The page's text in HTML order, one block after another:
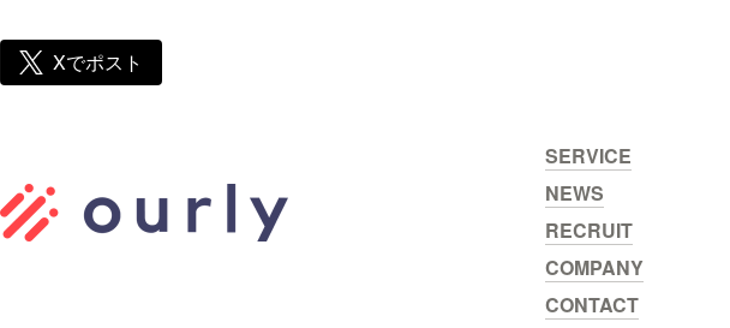
Xでポスト
SERVICE
NEWS
RECRUIT
COMPANY
CONTACT